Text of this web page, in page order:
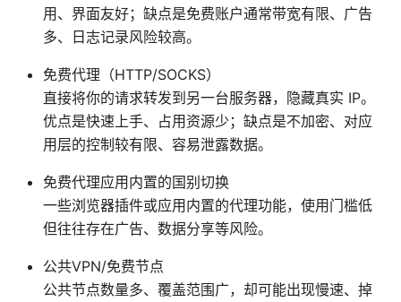
用、界面友好；缺点是免费账户通常带宽有限、广告
多、日志记录风险较高。
免费代理（HTTP/SOCKS）
直接将你的请求转发到另一台服务器，隐藏真实 IP。
优点是快速上手、占用资源少；缺点是不加密、对应
用层的控制较有限、容易泄露数据。
免费代理应用内置的国别切换
一些浏览器插件或应用内置的代理功能，使用门槛低
但往往存在广告、数据分享等风险。
公共VPN/免费节点
公共节点数量多、覆盖范围广，却可能出现慢速、掉